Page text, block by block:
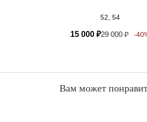
52, 54
15 000 ₽29 000₽ -
Вам может